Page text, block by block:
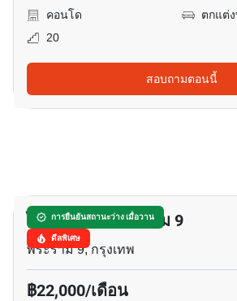
คอนโด
ตกแต่
20
สอบถามตอนนี้
การยืนยันสถานะว่าง เมื่อวาน
ดีลพิเศษ
ไลฟ์ อโศก - พระราม 9
พระราม 9, กรุงเทพ
฿22,000/เดือน